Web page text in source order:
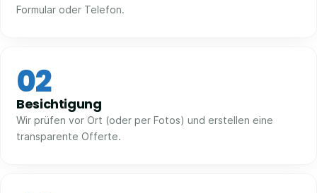
Formular oder Telefon.
02
Besichtigung
Wir prüfen vor Ort (oder per Fotos) und erstellen eine
transparente Offerte.